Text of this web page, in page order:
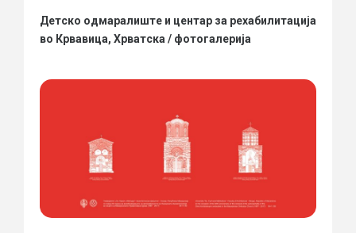
Детско одмаралиште и центар за рехабилитација
во Крвавица, Хрватска / фотогалерија